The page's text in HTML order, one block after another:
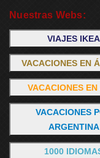
Nuestras Webs:
VIAJES IKEA
VACACIONES EN
VACACIONES EN
VACACIONES
ARGENTINA
1000